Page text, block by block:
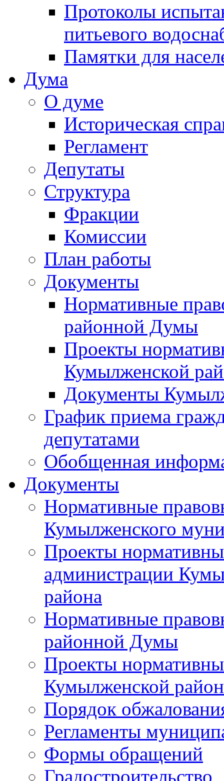
Протоколы
питьевого
Памятки для
Дума
О думе
Историческая
Регламент
Депутаты
Структура
Фракции
Комиссии
План работы
Документы
Нормативные
районной Думы
Проекты
Кумылженской
Документы
График приема
депутатами
Обобщенная
Документы
Нормативные
Кумылженского
Проекты
администрации
района
Нормативные
районной Думы
Проекты
Кумылженской
Порядок
Регламенты
Формы обращений
Градостроительство